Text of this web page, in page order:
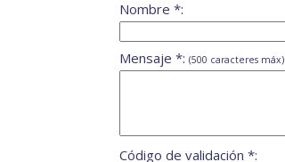
Nombre *:
Mensaje *: (500 caracteres máx)
Código de validación *: